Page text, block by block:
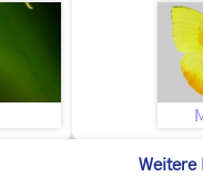
Weitere